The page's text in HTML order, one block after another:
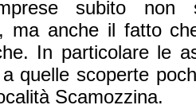
subito non
ma anche il fatto
In particolare le
quelle scoperte
Scamozzina.